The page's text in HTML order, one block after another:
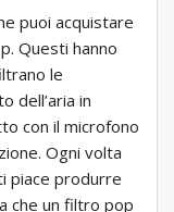
puoi acquistare
Questi hanno
le
dell’aria in
con il microfono
Ogni volta
piace produrre
che un filtro pop